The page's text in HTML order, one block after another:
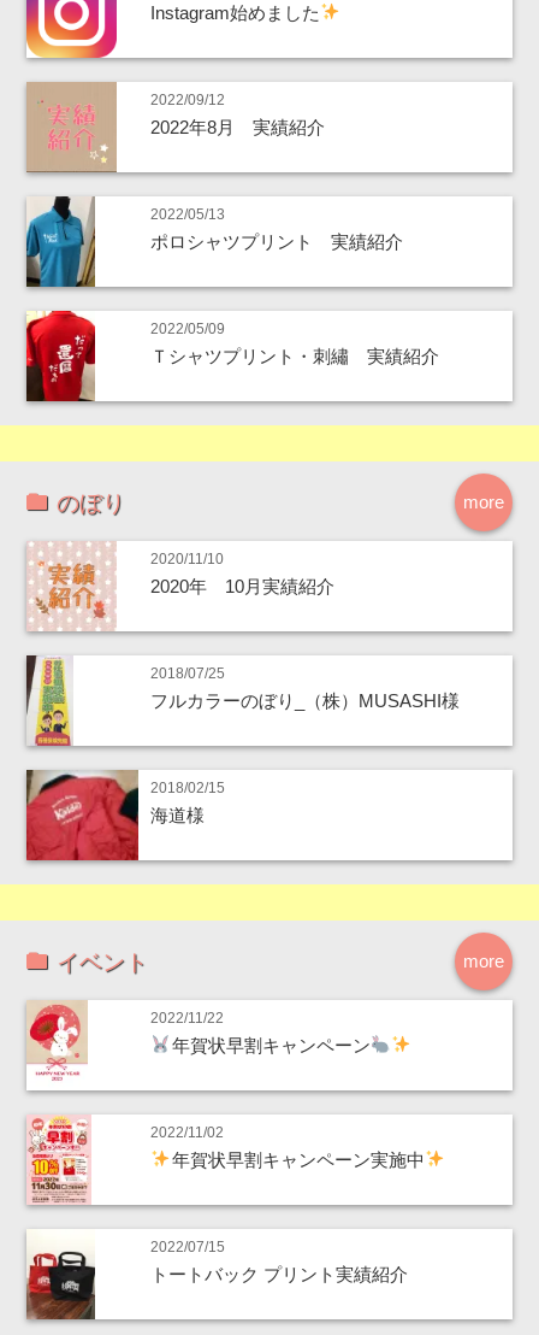
Instagram始めました
2022/09/12
2022年8月 実績紹介
2022/05/13
ポロシャツプリント 実績紹介
2022/05/09
Ｔシャツプリント・刺繡 実績紹介
more
のぼり
2020/11/10
2020年 10月実績紹介
2018/07/25
フルカラーのぼり_（株）MUSASHI様
2018/02/15
海道様
more
イベント
2022/11/22
年賀状早割キャンペーン
2022/11/02
年賀状早割キャンペーン実施中
2022/07/15
トートバック プリント実績紹介